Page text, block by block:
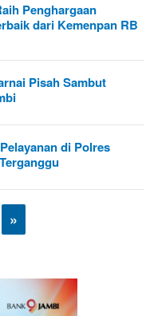
Penghargaan
dari Kemenpan RB
Pisah Sambut
di Polres
»